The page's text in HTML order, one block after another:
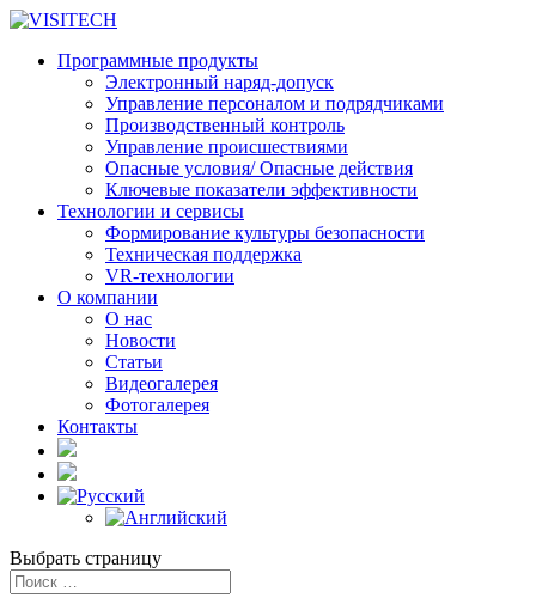
Программные продукты
Электронный наряд-допуск
Управление персоналом и подрядчиками
Производственный контроль
Управление происшествиями
Опасные условия/ Опасные действия
Ключевые показатели эффективности
Технологии и сервисы
Формирование культуры безопасности
Техническая поддержка
VR-технологии
О компании
О нас
Новости
Статьи
Видеогалерея
Фотогалерея
Контакты
Выбрать страницу